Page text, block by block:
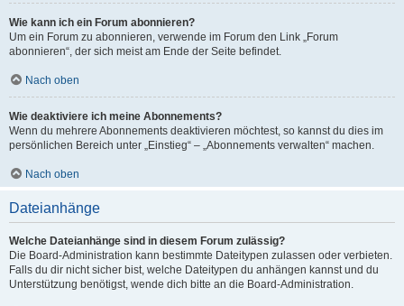
Wie kann ich ein Forum abonnieren?
Um ein Forum zu abonnieren, verwende im Forum den Link „Forum
abonnieren“, der sich meist am Ende der Seite befindet.
Nach oben
Wie deaktiviere ich meine Abonnements?
Wenn du mehrere Abonnements deaktivieren möchtest, so kannst du dies im
persönlichen Bereich unter „Einstieg“ – „Abonnements verwalten“ machen.
Nach oben
Dateianhänge
Welche Dateianhänge sind in diesem Forum zulässig?
Die Board-Administration kann bestimmte Dateitypen zulassen oder verbieten.
Falls du dir nicht sicher bist, welche Dateitypen du anhängen kannst und du
Unterstützung benötigst, wende dich bitte an die Board-Administration.